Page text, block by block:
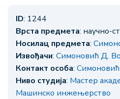
ID: 1244
Врста предмета: научно-
Носилац предмета:
Извођачи: Симоновић Д.
Контакт особа: Симоновић
Ниво студија: Мастер
Машинско инжењерство